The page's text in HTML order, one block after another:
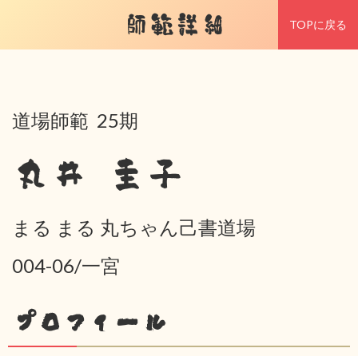
師範詳細 TOPに戻る
道場師範 25期
丸井 圭子
まる まる 丸ちゃん己書道場
004-06/一宮
プロフィール